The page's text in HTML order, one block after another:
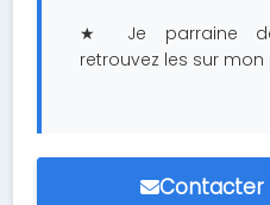
★ Je parraine de
retrouvez les sur